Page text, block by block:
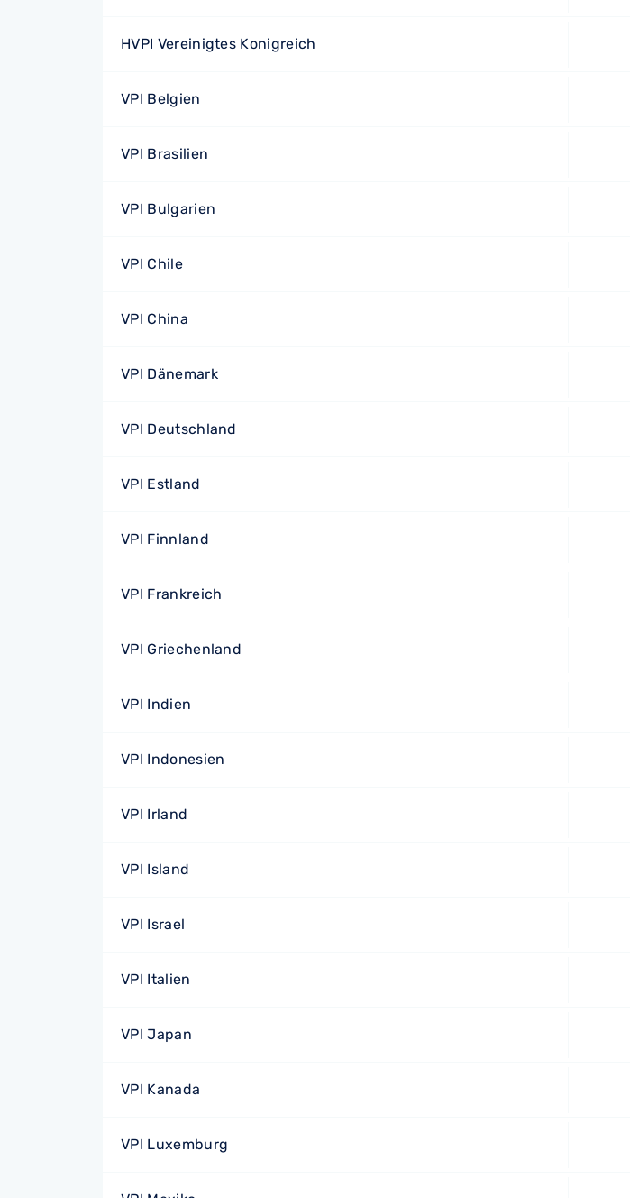
HVPI Vereinigtes Konigreich
VPI Belgien
VPI Brasilien
VPI Bulgarien
VPI Chile
VPI China
VPI Dänemark
VPI Deutschland
VPI Estland
VPI Finnland
VPI Frankreich
VPI Griechenland
VPI Indien
VPI Indonesien
VPI Irland
VPI Island
VPI Israel
VPI Italien
VPI Japan
VPI Kanada
VPI Luxemburg